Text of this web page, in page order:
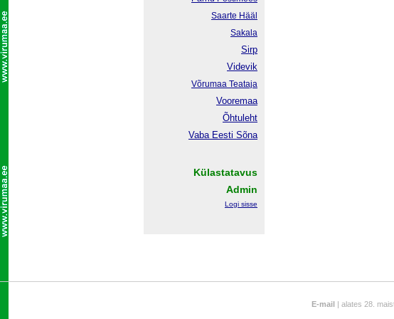
Saarte Hääl
Sakala
Sirp
Videvik
Võrumaa Teataja
Vooremaa
Õhtuleht
Vaba Eesti Sõna
Külastatavus
Admin
Logi sisse
E-mail| alates 28.